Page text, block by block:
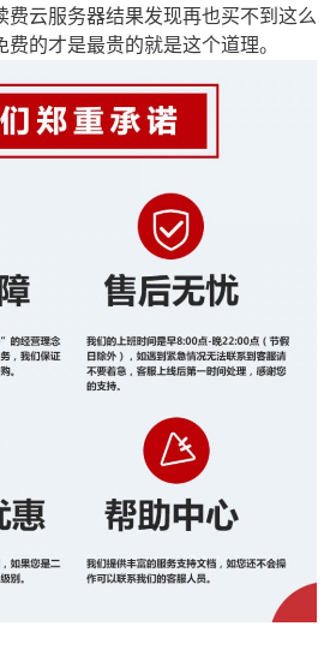
费云服务器结果发现再也买不到这么
的才是最贵的就是这个道理。